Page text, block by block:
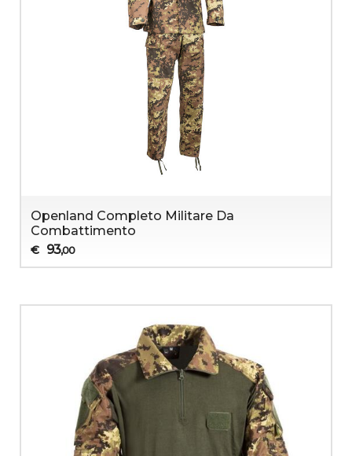
Openland Completo Militare Da
Combattimento
€ 93,00